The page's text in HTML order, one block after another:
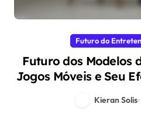
Futuro do
Futuro dos Modelos
Jogos Móveis e Seu
Kieran Solis